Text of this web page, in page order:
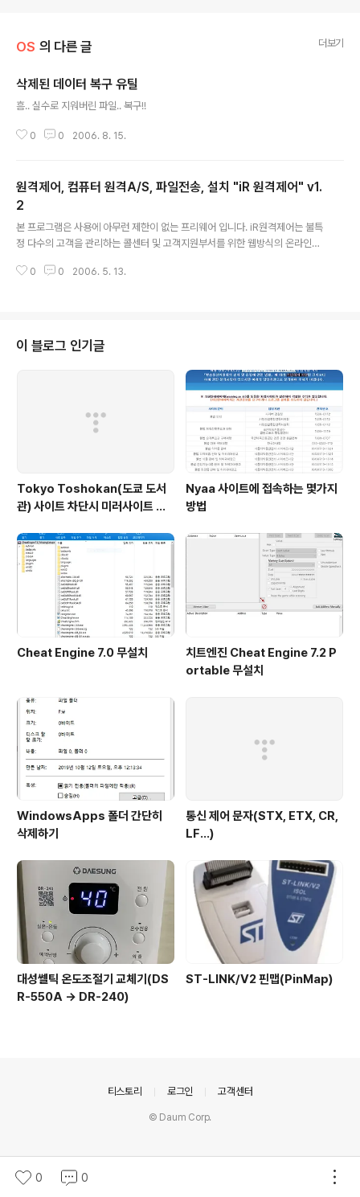
OS 의 다른 글 더보기
삭제된 데이터 복구 유틸
흠.. 실수로 지워버린 파일.. 복구!!
0 0 2006. 8. 15.
원격제어, 컴퓨터 원격A/S, 파일전송, 설치 "iR 원격제어" v1.
2
본 프로그램은 사용에 아무런 제한이 없는 프리웨어 입니다. iR원격제어는 불특
정 다수의 고객을 관리하는 콜센터 및 고객지원부서를 위한 웹방식의 온라인고
수의 고객을 더욱 손쉽게 관리하기 위하여 고객이 웹페이지에서 원클릭으로 바
완벽한 접속 - iR 원격제어는 사용자의 컴퓨터나 원격에서 접속하는 클라이언
트 컴퓨터가 어떠한 네트워크 환경에 접속해 있더라도 접속이 가능하도록 합니
0 0 2006. 5. 13.
이 블로그 인기글
Tokyo Toshokan(도쿄 도서
관) 사이트 차단시 미러사이트 접
Nyaa 사이트에 접속하는 몇가지
방법
Cheat Engine 7.0 무설치
치트엔진 Cheat Engine 7.2 P
ortable 무설치
WindowsApps 폴더 간단히
삭제하기
통신 제어 문자(STX, ETX, CR,
LF...)
대성쎌틱 온도조절기 교체기(DS
R-550A -> DR-240)
ST-LINK/V2 핀맵(PinMap)
0 0
티스토리 로그인 고객센터
© Daum Corp.